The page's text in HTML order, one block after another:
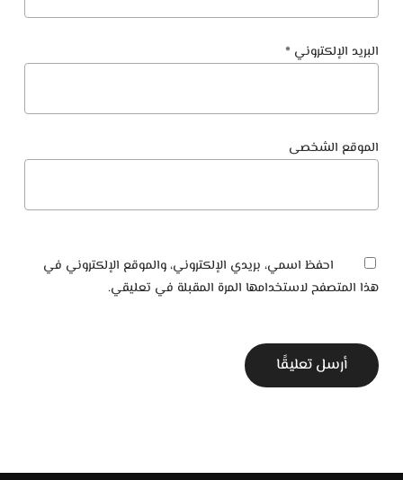
البريد الإلكتروني *
الموقع الشخصى
احفظ اسمي، بريدي الإلكتروني، والموقع الإلكتروني في
هذا المتصفح لاستخدامها المرة المقبلة في تعليقي.